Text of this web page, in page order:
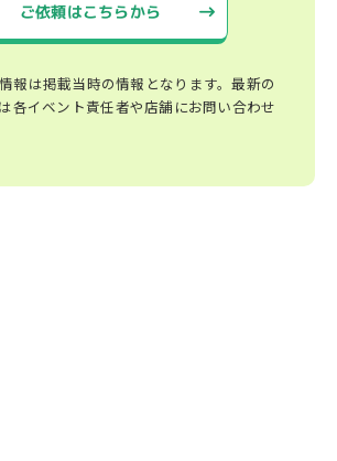
ご依頼はこちらから
報は掲載当時の情報となります。最新の
各イベント責任者や店舗にお問い合わせ